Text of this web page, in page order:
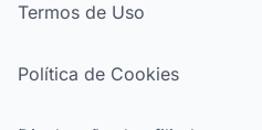
Termos de Uso
Política de Cookies